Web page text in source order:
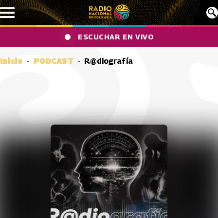
Pasar al contenido principal
ESCUCHAR EN VIVO
Inicio PODCAST R@diografía